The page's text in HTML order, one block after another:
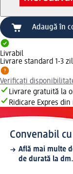
Adaugă în
Livrabil
Livrare standard 1-3
Verificați
Livrare gratuită la
Ridicare Expres
Convenabil
Află mai multe
de durată la dm.